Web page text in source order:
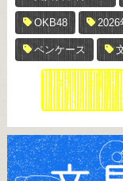
OKB48 2026
ペンケース